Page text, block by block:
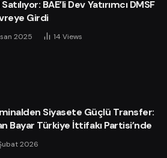
Satılıyor: BAE’li Dev Yatırımcı DMSF
Girdi
2025 14 Views
Siyasete Güçlü Transfer:
Bayar Türkiye İttifakı Partisi’nde
2026